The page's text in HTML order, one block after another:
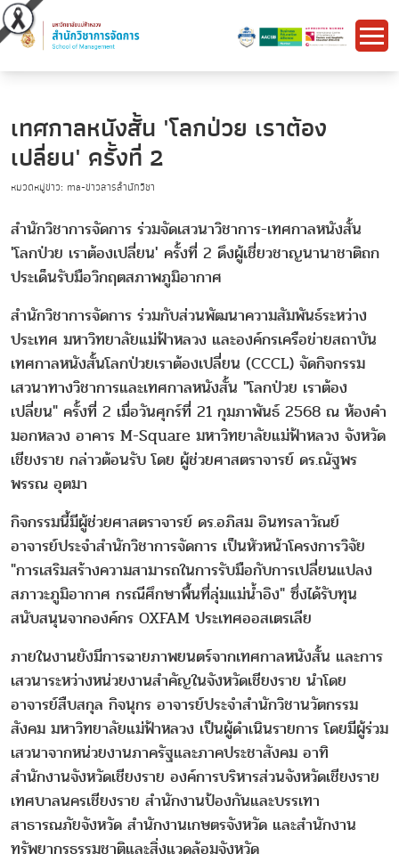
เทศกาลหนังสั้น 'โลกป่วย เราต้อง
เปลี่ยน' ครั้งที่ 2
หมวดหมู่ข่าว: ma-ข่าวสารสำนักวิชา
สำนักวิชาการจัดการ ร่วมจัดเสวนาวิชาการ-เทศกาลหนังสั้น
'โลกป่วย เราต้องเปลี่ยน' ครั้งที่ 2 ดึงผู้เชี่ยวชาญนานาชาติถก
ประเด็นรับมือวิกฤตสภาพภูมิอากาศ
สำนักวิชาการจัดการ ร่วมกับส่วนพัฒนาความสัมพันธ์ระหว่าง
ประเทศ มหาวิทยาลัยแม่ฟ้าหลวง และองค์กรเครือข่ายสถาบัน
เทศกาลหนังสั้นโลกป่วยเราต้องเปลี่ยน (CCCL) จัดกิจกรรม
เสวนาทางวิชาการและเทศกาลหนังสั้น "โลกป่วย เราต้อง
เปลี่ยน" ครั้งที่ 2 เมื่อวันศุกร์ที่ 21 กุมภาพันธ์ 2568 ณ ห้องคำ
มอกหลวง อาคาร M-Square มหาวิทยาลัยแม่ฟ้าหลวง จังหวัด
เชียงราย กล่าวต้อนรับ โดย ผู้ช่วยศาสตราจารย์ ดร.ณัฐพร
พรรณ อุตมา
กิจกรรมนี้มีผู้ช่วยศาสตราจารย์ ดร.อภิสม อินทรลาวัณย์
อาจารย์ประจำสำนักวิชาการจัดการ เป็นหัวหน้าโครงการวิจัย
"การเสริมสร้างความสามารถในการรับมือกับการเปลี่ยนแปลง
สภาวะภูมิอากาศ กรณีศึกษาพื้นที่ลุ่มแม่น้ำอิง" ซึ่งได้รับทุน
สนับสนุนจากองค์กร OXFAM ประเทศออสเตรเลีย
ภายในงานยังมีการฉายภาพยนตร์จากเทศกาลหนังสั้น และการ
เสวนาระหว่างหน่วยงานสำคัญในจังหวัดเชียงราย นำโดย
อาจารย์สืบสกุล กิจนุกร อาจารย์ประจำสำนักวิชานวัตกรรม
สังคม มหาวิทยาลัยแม่ฟ้าหลวง เป็นผู้ดำเนินรายการ โดยมีผู้ร่วม
เสวนาจากหน่วยงานภาครัฐและภาคประชาสังคม อาทิ
สำนักงานจังหวัดเชียงราย องค์การบริหารส่วนจังหวัดเชียงราย
เทศบาลนครเชียงราย สำนักงานป้องกันและบรรเทา
สาธารณภัยจังหวัด สำนักงานเกษตรจังหวัด และสำนักงาน
ทรัพยากรธรรมชาติและสิ่งแวดล้อมจังหวัด